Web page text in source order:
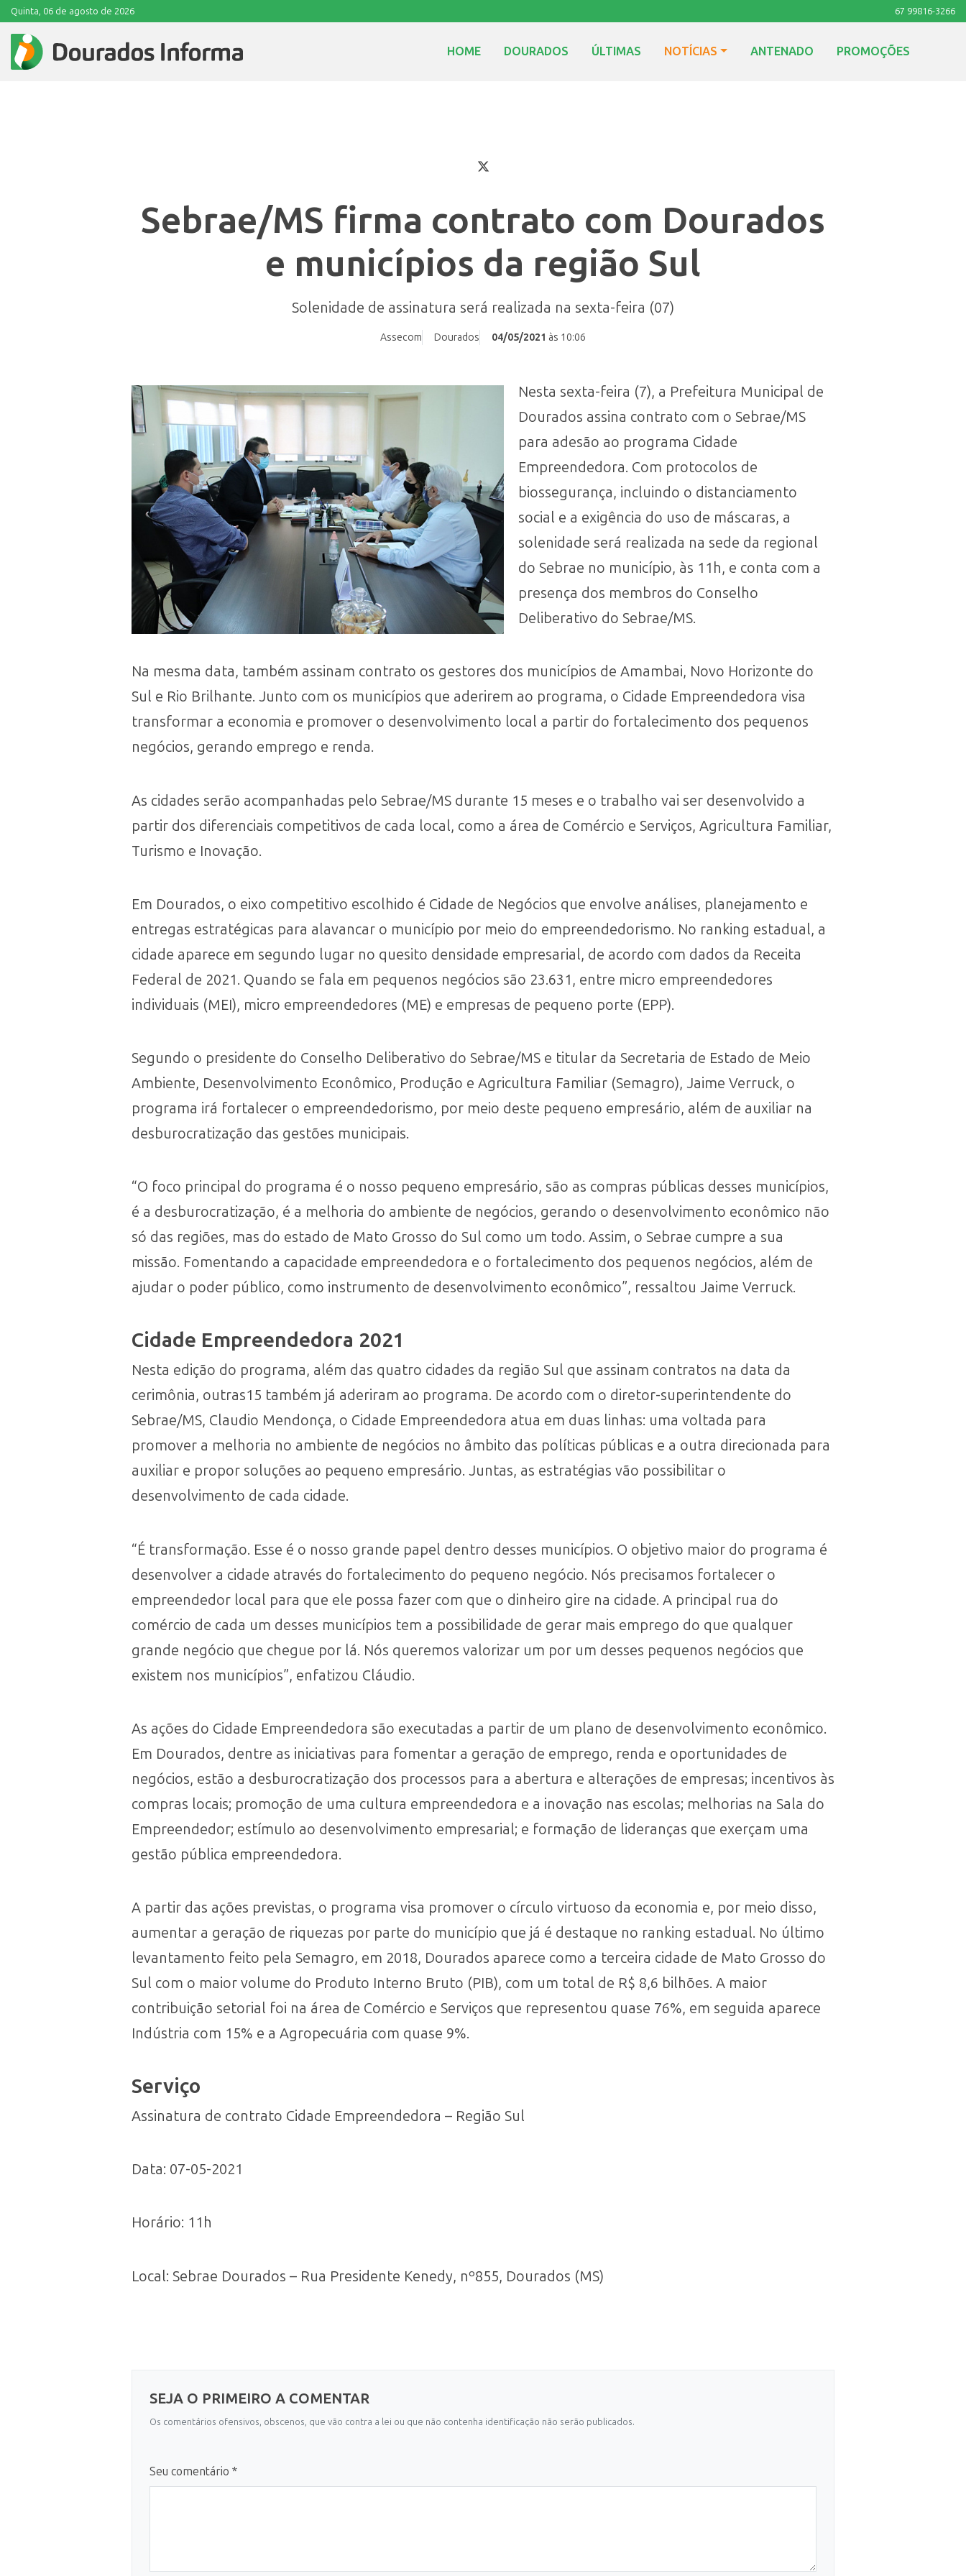
Quinta, 06 de agosto de 2026 67 99816-3266
HOME DOURADOS ÚLTIMAS NOTÍCIAS ANTENADO PROMOÇÕES
Sebrae/MS firma contrato com Dourados
e municípios da região Sul
Solenidade de assinatura será realizada na sexta-feira (07)
Assecom Dourados 04/05/2021 às 10:06
Nesta sexta-feira (7), a Prefeitura Municipal de
Dourados assina contrato com o Sebrae/MS
para adesão ao programa Cidade
Empreendedora. Com protocolos de
biossegurança, incluindo o distanciamento
social e a exigência do uso de máscaras, a
solenidade será realizada na sede da regional
do Sebrae no município, às 11h, e conta com a
presença dos membros do Conselho
Deliberativo do Sebrae/MS.
Na mesma data, também assinam contrato os gestores dos municípios de Amambai, Novo Horizonte do
Sul e Rio Brilhante. Junto com os municípios que aderirem ao programa, o Cidade Empreendedora visa
transformar a economia e promover o desenvolvimento local a partir do fortalecimento dos pequenos
negócios, gerando emprego e renda.
As cidades serão acompanhadas pelo Sebrae/MS durante 15 meses e o trabalho vai ser desenvolvido a
partir dos diferenciais competitivos de cada local, como a área de Comércio e Serviços, Agricultura Familiar,
Turismo e Inovação.
Em Dourados, o eixo competitivo escolhido é Cidade de Negócios que envolve análises, planejamento e
entregas estratégicas para alavancar o município por meio do empreendedorismo. No ranking estadual, a
cidade aparece em segundo lugar no quesito densidade empresarial, de acordo com dados da Receita
Federal de 2021. Quando se fala em pequenos negócios são 23.631, entre micro empreendedores
individuais (MEI), micro empreendedores (ME) e empresas de pequeno porte (EPP).
Segundo o presidente do Conselho Deliberativo do Sebrae/MS e titular da Secretaria de Estado de Meio
Ambiente, Desenvolvimento Econômico, Produção e Agricultura Familiar (Semagro), Jaime Verruck, o
programa irá fortalecer o empreendedorismo, por meio deste pequeno empresário, além de auxiliar na
desburocratização das gestões municipais.
“O foco principal do programa é o nosso pequeno empresário, são as compras públicas desses municípios,
é a desburocratização, é a melhoria do ambiente de negócios, gerando o desenvolvimento econômico não
só das regiões, mas do estado de Mato Grosso do Sul como um todo. Assim, o Sebrae cumpre a sua
missão. Fomentando a capacidade empreendedora e o fortalecimento dos pequenos negócios, além de
ajudar o poder público, como instrumento de desenvolvimento econômico”, ressaltou Jaime Verruck.
Cidade Empreendedora 2021
Nesta edição do programa, além das quatro cidades da região Sul que assinam contratos na data da
cerimônia, outras15 também já aderiram ao programa. De acordo com o diretor-superintendente do
Sebrae/MS, Claudio Mendonça, o Cidade Empreendedora atua em duas linhas: uma voltada para
promover a melhoria no ambiente de negócios no âmbito das políticas públicas e a outra direcionada para
auxiliar e propor soluções ao pequeno empresário. Juntas, as estratégias vão possibilitar o
desenvolvimento de cada cidade.
“É transformação. Esse é o nosso grande papel dentro desses municípios. O objetivo maior do programa é
desenvolver a cidade através do fortalecimento do pequeno negócio. Nós precisamos fortalecer o
empreendedor local para que ele possa fazer com que o dinheiro gire na cidade. A principal rua do
comércio de cada um desses municípios tem a possibilidade de gerar mais emprego do que qualquer
grande negócio que chegue por lá. Nós queremos valorizar um por um desses pequenos negócios que
existem nos municípios”, enfatizou Cláudio.
As ações do Cidade Empreendedora são executadas a partir de um plano de desenvolvimento econômico.
Em Dourados, dentre as iniciativas para fomentar a geração de emprego, renda e oportunidades de
negócios, estão a desburocratização dos processos para a abertura e alterações de empresas; incentivos às
compras locais; promoção de uma cultura empreendedora e a inovação nas escolas; melhorias na Sala do
Empreendedor; estímulo ao desenvolvimento empresarial; e formação de lideranças que exerçam uma
gestão pública empreendedora.
A partir das ações previstas, o programa visa promover o círculo virtuoso da economia e, por meio disso,
aumentar a geração de riquezas por parte do município que já é destaque no ranking estadual. No último
levantamento feito pela Semagro, em 2018, Dourados aparece como a terceira cidade de Mato Grosso do
Sul com o maior volume do Produto Interno Bruto (PIB), com um total de R$ 8,6 bilhões. A maior
contribuição setorial foi na área de Comércio e Serviços que representou quase 76%, em seguida aparece
Indústria com 15% e a Agropecuária com quase 9%.
Serviço
Assinatura de contrato Cidade Empreendedora – Região Sul
Data: 07-05-2021
Horário: 11h
Local: Sebrae Dourados – Rua Presidente Kenedy, nº855, Dourados (MS)
SEJA O PRIMEIRO A COMENTAR
Os comentários ofensivos, obscenos, que vão contra a lei ou que não contenha identificação não serão publicados.
Seu comentário *